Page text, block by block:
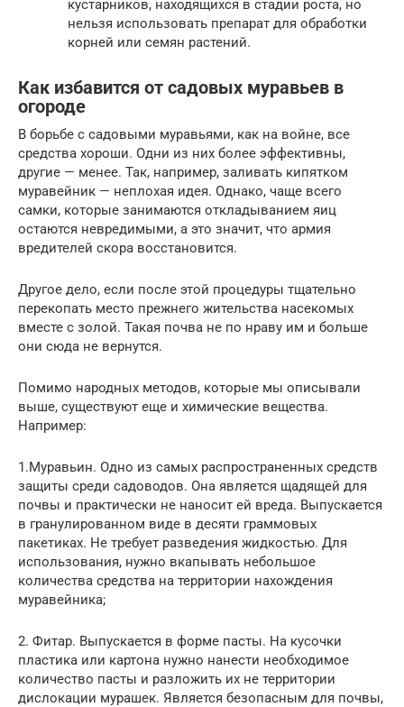
кустарников, находящихся в стадии роста, но
нельзя использовать препарат для обработки
корней или семян растений.
Как избавится от садовых муравьев в
огороде
В борьбе с садовыми муравьями, как на войне, все
средства хороши. Одни из них более эффективны,
другие — менее. Так, например, заливать кипятком
муравейник — неплохая идея. Однако, чаще всего
самки, которые занимаются откладыванием яиц
остаются невредимыми, а это значит, что армия
вредителей скора восстановится.
Другое дело, если после этой процедуры тщательно
перекопать место прежнего жительства насекомых
вместе с золой. Такая почва не по нраву им и больше
они сюда не вернутся.
Помимо народных методов, которые мы описывали
выше, существуют еще и химические вещества.
Например:
1.Муравьин. Одно из самых распространенных средств
защиты среди садоводов. Она является щадящей для
почвы и практически не наносит ей вреда. Выпускается
в гранулированном виде в десяти граммовых
пакетиках. Не требует разведения жидкостью. Для
использования, нужно вкапывать небольшое
количества средства на территории нахождения
муравейника;
2. Фитар. Выпускается в форме пасты. На кусочки
пластика или картона нужно нанести необходимое
количество пасты и разложить их не территории
дислокации мурашек. Является безопасным для почвы,